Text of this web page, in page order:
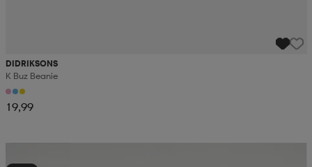
DIDRIKSONS
K Buz Beanie
19,99